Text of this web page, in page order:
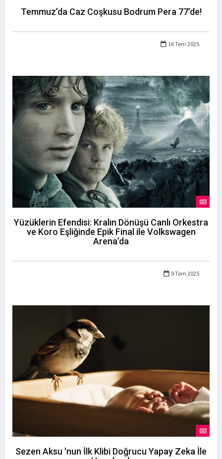
Temmuz’da Caz Coşkusu Bodrum Pera 77’de!
16 Tem 2025
Yüzüklerin Efendisi: Kralın Dönüşü Canlı Orkestra
ve Koro Eşliğinde Epik Final ile Volkswagen
Arena’da
9 Tem 2025
Sezen Aksu 'nun İlk Klibi Doğrucu Yapay Zeka İle